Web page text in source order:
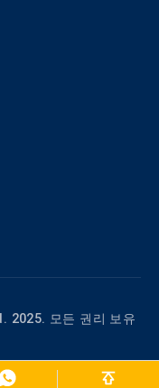
모든 권리 보유